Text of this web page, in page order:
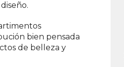
bien pensada
de belleza y